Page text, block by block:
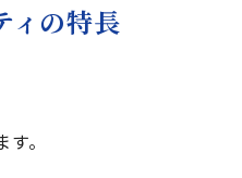
ィの特長
。